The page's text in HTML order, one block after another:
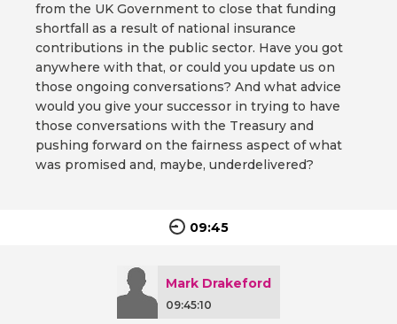
from the UK Government to close that funding
shortfall as a result of national insurance
contributions in the public sector. Have you got
anywhere with that, or could you update us on
those ongoing conversations? And what advice
would you give your successor in trying to have
those conversations with the Treasury and
pushing forward on the fairness aspect of what
was promised and, maybe, underdelivered?
09:45
Mark Drakeford
09:45:10